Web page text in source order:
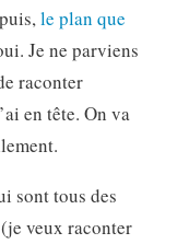
le plan que
Je ne parviens
raconter
en tête. On va
sont tous des
(je veux raconter